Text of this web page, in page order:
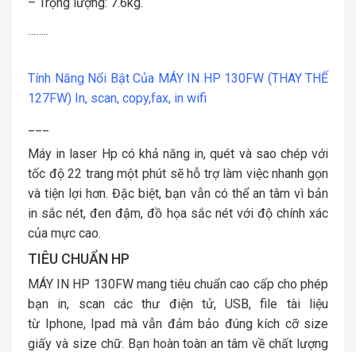
……..
Tính Năng Nổi Bật Của MÁY IN HP 130FW (THAY THẾ
127FW) In, scan, copy,fax, in wifi
Máy in laser Hp có khả năng in, quét và sao chép với
tốc độ 22 trang một phút sẽ hỗ trợ làm việc nhanh gọn
và tiện lợi hơn. Đặc biệt, bạn vẫn có thể an tâm vì bản
in sắc nét, đen đậm, đồ họa sắc nét với độ chính xác
của mực cao.
TIÊU CHUẨN HP
MÁY IN HP 130FW mang tiêu chuẩn cao cấp cho phép
bạn in, scan các thư điện tử, USB, file tài liệu
từ Iphone, Ipad mà vẫn đảm bảo đúng kích cỡ size
giấy và size chữ. Bạn hoàn toàn an tâm về chất lượng